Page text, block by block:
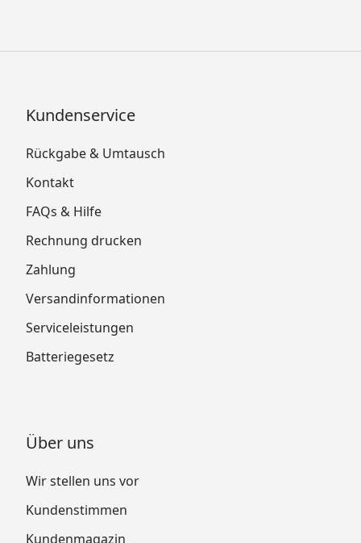
Kundenservice
Rückgabe & Umtausch
Kontakt
FAQs & Hilfe
Rechnung drucken
Zahlung
Versandinformationen
Serviceleistungen
Batteriegesetz
Über uns
Wir stellen uns vor
Kundenstimmen
Kundenmagazin